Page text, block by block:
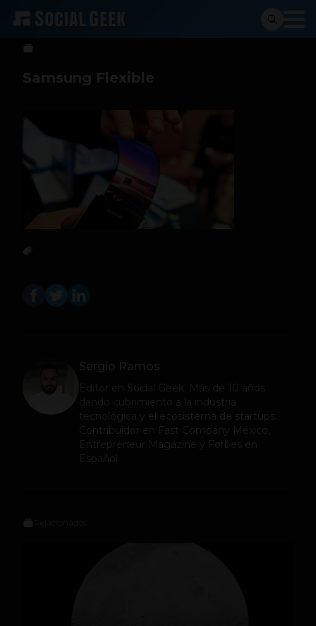
Sergio Ramos 4 de abril de 2014
Samsung Flexible
Sergio Ramos
Editor en Social Geek
. Más de 10 años
dando cubrimiento a la industria
tecnológica y el ecosistema de startups.
Contribuidor en Fast Company México,
Entrepreneur Magazine y Forbes en
Español.